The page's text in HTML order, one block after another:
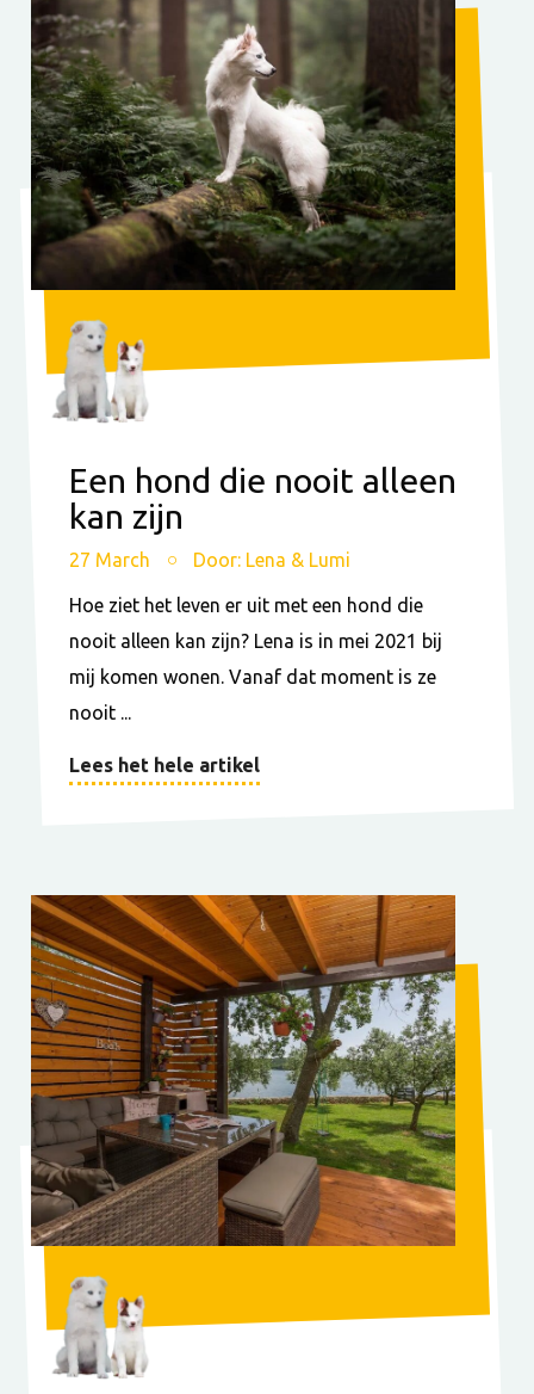
Een hond die nooit alleen
kan zijn
27 March Door: Lena & Lumi
Hoe ziet het leven er uit met een hond die
nooit alleen kan zijn? Lena is in mei 2021 bij
mij komen wonen. Vanaf dat moment is ze
nooit ...
Lees het hele artikel